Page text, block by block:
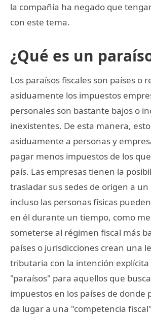
la compañía ha negado que
con este tema.
¿Qué es un
Los paraísos fiscales son países o
asiduamente los impuestos
personales son bastante bajos o
inexistentes. De esta manera,
asiduamente a personas y
pagar menos impuestos de los
país. Las empresas tienen la
trasladar sus sedes de origen a un
incluso las personas físicas
en él durante un tiempo, como
someterse al régimen fiscal más
países o jurisdicciones crean una
tributaria con la intención explícita
"paraísos" para aquellos que
impuestos en los países de donde
da lugar a una "competencia